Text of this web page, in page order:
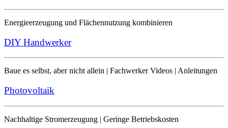
Energieerzeugung und Flächennutzung kombinieren
DIY Handwerker
Baue es selbst, aber nicht allein | Fachwerker Videos | Anleitungen
Photovoltaik
Nachhaltige Stromerzeugung | Geringe Betriebskosten